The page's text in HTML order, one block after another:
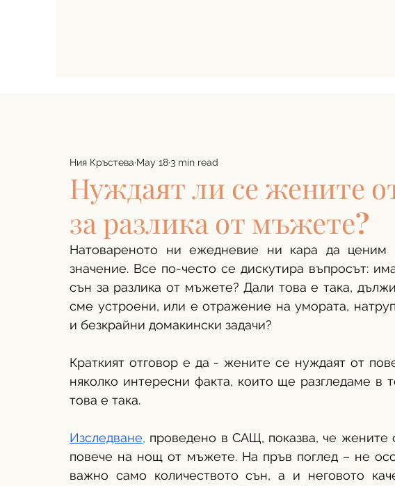
Нуждаят ли се жените
за разлика от мъжете?
Ния Кръстева May 183 min read
Натовареното ни ежедневие ни кара да ценим
значение. Все по-често се дискутира въпросът:
сън за разлика от мъжете? Дали това е така,
сме устроени, или е отражение на умората,
и безкрайни домакински задачи?
Краткият отговор е да - жените се нуждаят от
няколко интересни факта, които ще разгледаме в
това е така.
Изследване, проведено в САЩ, показва, че жените
повече на нощ от мъжете. На пръв поглед – не
важно само количеството сън, а и неговото